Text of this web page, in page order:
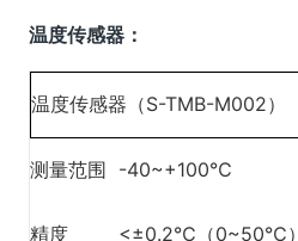
温度传感器：
温度传感器（S-TMB-M002）
测量范围 -40~+100℃
精度 <±0.2℃（0~50℃）